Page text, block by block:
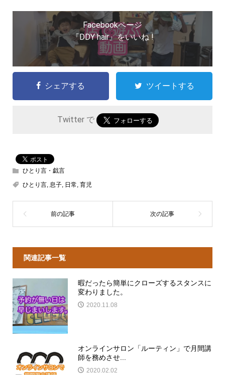
Facebookページ
『DDY hair』をいいね !
シェアする ツイートする
Twitter で
ひとり言・戯言
ひとり言, 息子, 日常, 育児
関連記事一覧
暇だったら簡単にクローズするスタンスに
変わりました。
2020.11.08
オンラインサロン「ルーティン」で月間講
師を務めさせ...
2020.02.02